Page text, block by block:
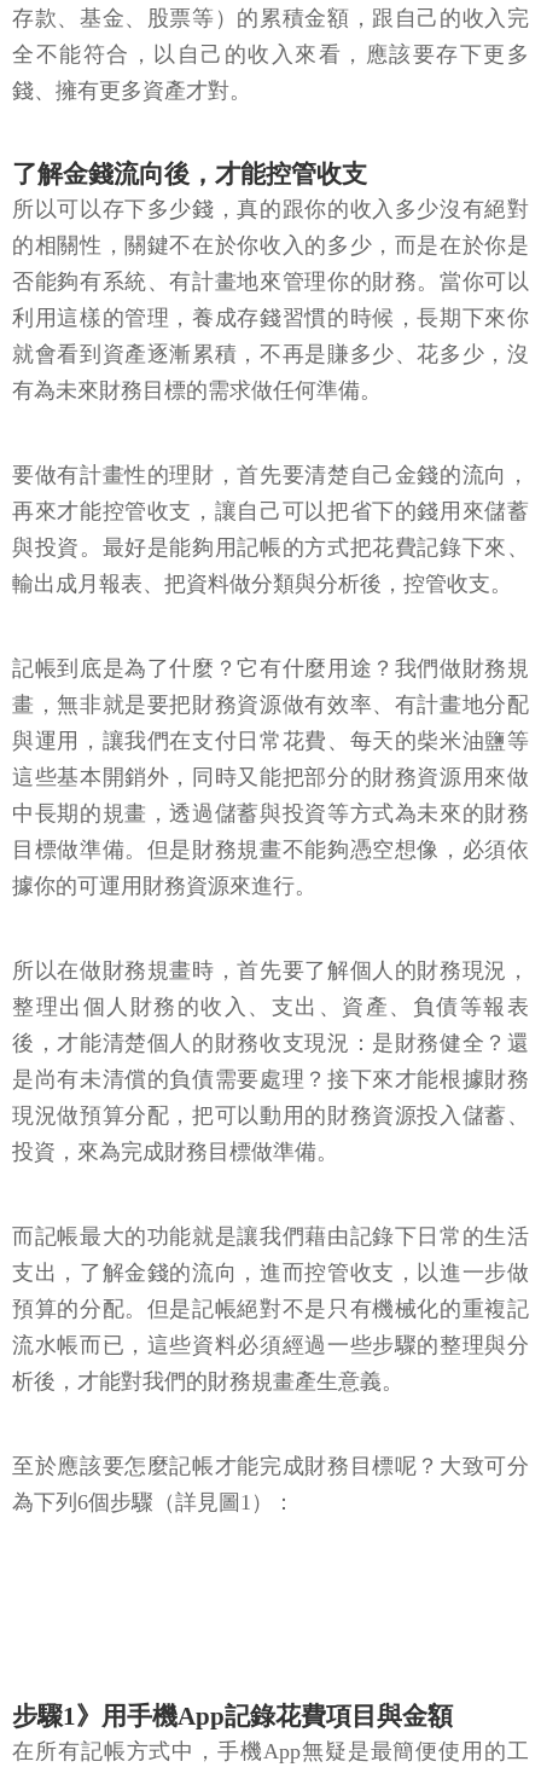
存款、基金、股票等）的累積金額，跟自己的收入完
全不能符合，以自己的收入來看，應該要存下更多
錢、擁有更多資產才對。
了解金錢流向後，才能控管收支
所以可以存下多少錢，真的跟你的收入多少沒有絕對
的相關性，關鍵不在於你收入的多少，而是在於你是
否能夠有系統、有計畫地來管理你的財務。當你可以
利用這樣的管理，養成存錢習慣的時候，長期下來你
就會看到資產逐漸累積，不再是賺多少、花多少，沒
有為未來財務目標的需求做任何準備。
要做有計畫性的理財，首先要清楚自己金錢的流向，
再來才能控管收支，讓自己可以把省下的錢用來儲蓄
與投資。最好是能夠用記帳的方式把花費記錄下來、
輸出成月報表、把資料做分類與分析後，控管收支。
記帳到底是為了什麼？它有什麼用途？我們做財務規
畫，無非就是要把財務資源做有效率、有計畫地分配
與運用，讓我們在支付日常花費、每天的柴米油鹽等
這些基本開銷外，同時又能把部分的財務資源用來做
中長期的規畫，透過儲蓄與投資等方式為未來的財務
目標做準備。但是財務規畫不能夠憑空想像，必須依
據你的可運用財務資源來進行。
所以在做財務規畫時，首先要了解個人的財務現況，
整理出個人財務的收入、支出、資產、負債等報表
後，才能清楚個人的財務收支現況：是財務健全？還
是尚有未清償的負債需要處理？接下來才能根據財務
現況做預算分配，把可以動用的財務資源投入儲蓄、
投資，來為完成財務目標做準備。
而記帳最大的功能就是讓我們藉由記錄下日常的生活
支出，了解金錢的流向，進而控管收支，以進一步做
預算的分配。但是記帳絕對不是只有機械化的重複記
流水帳而已，這些資料必須經過一些步驟的整理與分
析後，才能對我們的財務規畫產生意義。
至於應該要怎麼記帳才能完成財務目標呢？大致可分
為下列6個步驟（詳見圖1）：
步驟1》用手機App記錄花費項目與金額
在所有記帳方式中，手機App無疑是最簡便使用的工